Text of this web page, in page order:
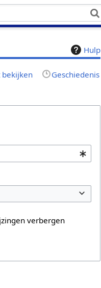
Hulp
bekijken Geschiedenis
verbergen